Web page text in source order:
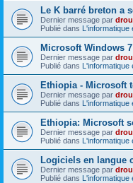
Le K barré breton a
Dernier message par
Publié dans L'informatique
Microsoft Windows
Dernier message par
Publié dans L'informatique
Ethiopia - Microsoft
Dernier message par
Publié dans L'informatique
Ethiopia: Microsoft
Dernier message par
Publié dans L'informatique
Logiciels en langue
Dernier message par
Publié dans L'informatique